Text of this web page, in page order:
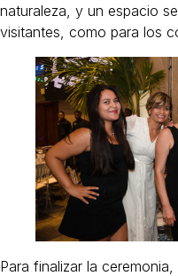
naturaleza, y un espacio
visitantes, como para los
Para finalizar la